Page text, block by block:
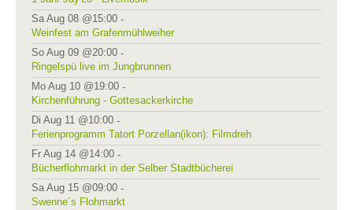
Sa Aug 08 @15:00 -
Weinfest am Grafenmühlweiher
So Aug 09 @20:00 -
Ringelspü live im Jungbrunnen
Mo Aug 10 @19:00 -
Kirchenführung - Gottesackerkirche
Di Aug 11 @10:00 -
Ferienprogramm Tatort Porzellan(ikon): Filmdreh
Fr Aug 14 @14:00 -
Bücherflohmarkt in der Selber Stadtbücherei
Sa Aug 15 @09:00 -
Swenne´s Flohmarkt